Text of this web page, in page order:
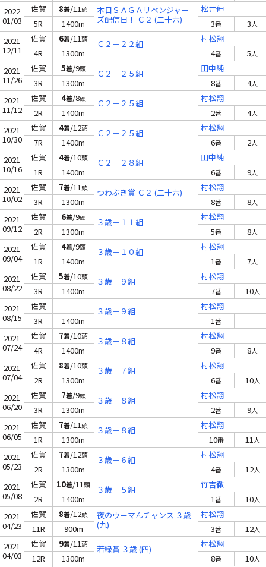
2022
01/03
佐賀 8着/11頭
本日ＳＡＧＡリベンジャー
ズ配信日！ Ｃ２ (二十六)
松井伸
5R
1400m 3番 3人
2021
12/11
佐賀 6着/11頭 Ｃ２－２２組
村松翔
4R
1300m 4番 5人
2021
11/26
佐賀 5着/9頭 Ｃ２－２５組
田中純
3R
1300m 8番 4人
2021
11/12
佐賀 4着/8頭 Ｃ２－２５組
村松翔
2R
1400m 2番 4人
2021
10/30
佐賀 4着/12頭 Ｃ２－２５組
村松翔
7R
1400m 6番 2人
2021
10/16
佐賀 4着/10頭 Ｃ２－２８組
田中純
1R
1400m 6番 9人
2021
10/02
佐賀 7着/11頭 つわぶき賞 Ｃ２ (二十六)
村松翔
3R
1300m 8番 8人
2021
09/12
佐賀 6着/9頭 ３歳－１１組
村松翔
2R
1300m 5番 8人
2021
09/04
佐賀 4着/9頭 ３歳－１０組
村松翔
1R
1400m 1番 7人
2021
08/22
佐賀 5着/10頭 ３歳－９組
村松翔
3R
1400m 7番 10人
2021
08/15
佐賀 ３歳－９組
村松翔
3R
1400m 1番
2021
07/24
佐賀 7着/10頭 ３歳－８組
村松翔
4R
1400m 9番 8人
2021
07/04
佐賀 8着/10頭 ３歳－７組
村松翔
2R
1300m 6番 10人
2021
06/20
佐賀 7着/9頭 ３歳－８組
村松翔
3R
1300m 2番 9人
2021
06/05
佐賀 7着/11頭 ３歳－８組
村松翔
1R
1300m 10番 11人
2021
05/23
佐賀 7着/12頭 ３歳－６組
村松翔
2R
1300m 4番 12人
2021
05/08
佐賀 10着/11頭 ３歳－５組
竹吉徹
2R
1400m 1番 10人
2021
04/23
佐賀 8着/12頭
夜のウーマんチャンス ３歳
(九)
村松翔
11R
900m 3番 12人
2021
04/03
佐賀 9着/11頭 若緑賞 ３歳 (四)
村松翔
12R
1300m 8番 10人